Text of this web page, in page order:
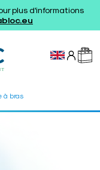
plus d'informations
à bras